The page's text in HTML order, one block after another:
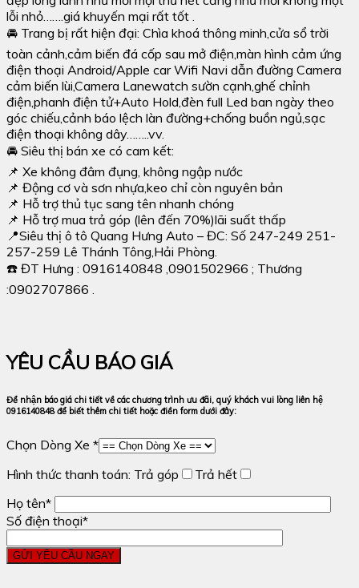
lỗi nhỏ…….giá khuyến mại rất tốt .
🚘 Trang bị rất hiện đại: Chìa khoá thông minh,cửa sổ trời
toàn cảnh,cảm biến đá cốp sau mở điện,màn hình cảm ứng
điện thoại Android/Apple car Wifi Navi dẫn đường Camera
cảm biến lùi,Camera Lanewatch sườn cạnh,ghế chỉnh
điện,phanh điện tử+Auto Hold,đèn full Led ban ngày theo
góc chiếu,cảnh báo lệch làn đường+chống buồn ngủ,sạc
điện thoại không dây……..vv.
🚘 Siêu thị bán xe có cam kết:
📌 Xe không đâm đụng, không ngập nước
📌 Động cơ và sơn nhựa,keo chỉ còn nguyên bản
📌 Hỗ trợ thủ tục sang tên nhanh chóng
📌 Hỗ trợ mua trả góp (lên đến 70%)lãi suất thấp
📍Siêu thị ô tô Quang Hưng Auto – ĐC: Số 247-249 251-
257-259 Lê Thánh Tông,Hải Phòng.
☎️ ĐT Hưng : 0916140848 ,0901502966 ; Thương
:0902707866 .
YÊU CẦU BÁO GIÁ
Để nhận báo giá chi tiết về các chương trình ưu đãi, quý khách vui lòng liên hệ
0916140848 để biết thêm chi tiết hoặc điền form dưới đây:
Chọn Dòng Xe *
Hình thức thanh toán: Trả góp
Trả hết
Họ tên*
Số điện thoại*